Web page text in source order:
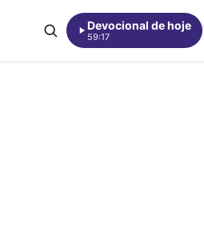
Devocional de hoje
59:17